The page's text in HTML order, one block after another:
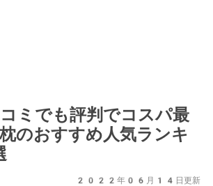
ミでも評判でコスパ最
のおすすめ人気ランキ
2022年06月14日更新